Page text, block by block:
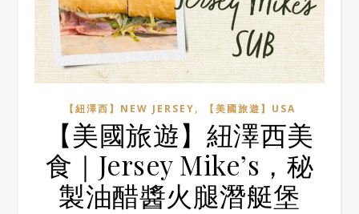
【紐澤西】NEW JERSEY, 【美國旅遊】USA
【美國旅遊】紐澤西美
食｜Jersey Mike’s，秘
製油醋醬火腿潛艇堡